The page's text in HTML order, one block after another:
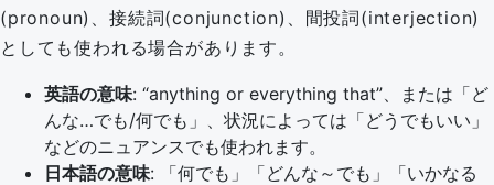
(pronoun)、接続詞(conjunction)、間投詞(interjection)
としても使われる場合があります。
英語の意味: “anything or everything that”、または「ど
んな…でも/何でも」、状況によっては「どうでもいい」
などのニュアンスでも使われます。
日本語の意味: 「何でも」「どんな～でも」「いかなる